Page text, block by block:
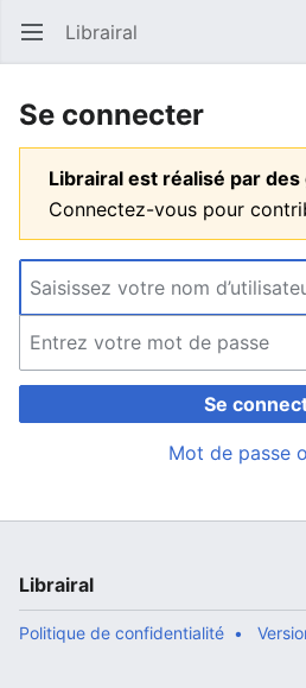
Ouvrir le menu principal Librairal
Se connecter
Librairal est réalisé par
Connectez-vous pour
Se
Mot de passe
Librairal
Politique de confidentialité